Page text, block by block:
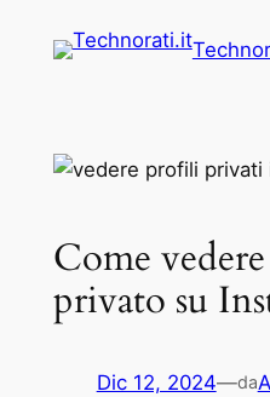
Come
privato su
Dic 12, 2024—da